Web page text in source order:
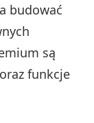
budować
są
funkcje